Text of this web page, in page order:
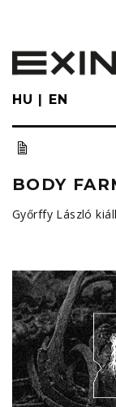
main
content
HU EN
BODY
Győrffy László